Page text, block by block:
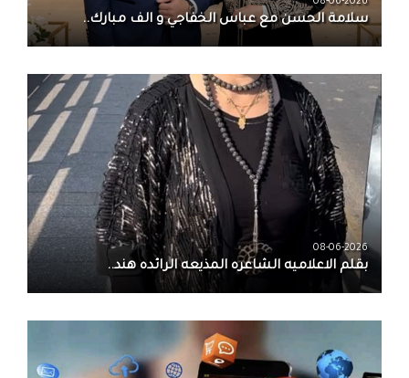
سلامة الحسن‏ مع ‏عباس الخفاجي‏ و‏ الف مبارك..
08-06-2026
بقلم الاعلاميه الشاعره المذيعه الرائده هند..